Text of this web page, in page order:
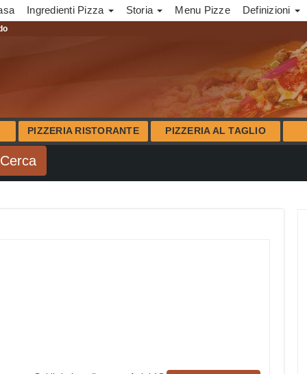
Ingredienti Pizza Storia Menu Pizze Definizioni
PIZZERIA RISTORANTE PIZZERIA AL TAGLIO